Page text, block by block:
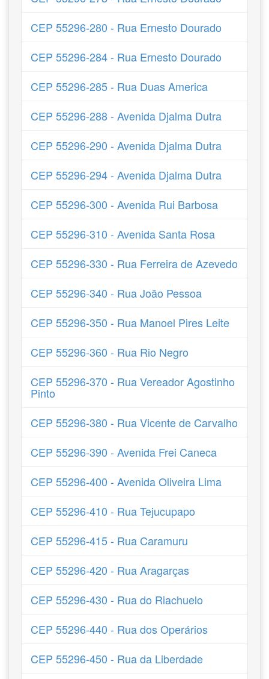
CEP 55296-280 - Rua Ernesto Dourado
CEP 55296-284 - Rua Ernesto Dourado
CEP 55296-285 - Rua Duas America
CEP 55296-288 - Avenida Djalma Dutra
CEP 55296-290 - Avenida Djalma Dutra
CEP 55296-294 - Avenida Djalma Dutra
CEP 55296-300 - Avenida Rui Barbosa
CEP 55296-310 - Avenida Santa Rosa
CEP 55296-330 - Rua Ferreira de Azevedo
CEP 55296-340 - Rua João Pessoa
CEP 55296-350 - Rua Manoel Pires Leite
CEP 55296-360 - Rua Rio Negro
CEP 55296-370 - Rua Vereador Agostinho
Pinto
CEP 55296-380 - Rua Vicente de Carvalho
CEP 55296-390 - Avenida Frei Caneca
CEP 55296-400 - Avenida Oliveira Lima
CEP 55296-410 - Rua Tejucupapo
CEP 55296-415 - Rua Caramuru
CEP 55296-420 - Rua Aragarças
CEP 55296-430 - Rua do Riachuelo
CEP 55296-440 - Rua dos Operários
CEP 55296-450 - Rua da Liberdade